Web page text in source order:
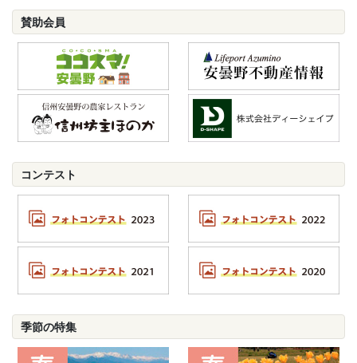
賛助会員
コンテスト
季節の特集